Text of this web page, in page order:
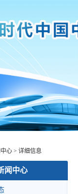
心 > 详细信息
闻中心